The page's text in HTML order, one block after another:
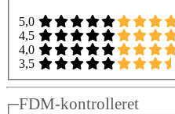
5,0
4,5
4,0
3,5
FDM-kontrolleret